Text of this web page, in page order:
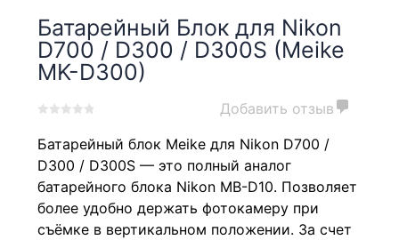
Батарейный Блок для Nikon
D700 / D300 / D300S (Meike
MK-D300)
out
of
based
on
customer
ratings
Добавить отзыв
Батарейный блок Meike для Nikon D700 /
D300 / D300S — это полный аналог
батарейного блока Nikon MB-D10. Позволяет
более удобно держать фотокамеру при
съёмке в вертикальном положении. За счет